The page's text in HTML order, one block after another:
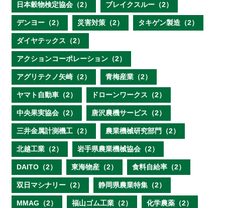
日本穀物検定協会（2） ブレイクスルー（2）
デンヨー（2） 災害対策（2） タキゲン製造（2）
ダイヤテックス（2）
アクションコーポレーション（2）
アグリテクノ矢崎（2） 青梅産業（2）
ヤマト自動車（2） ドローンワークス（2）
中央果実協会（2） 唐沢農機サービス（2）
三井金属計測機工（2） 農業機械研究部門（2）
北越工業（2） 岩手県農業機械協会（2）
DAITO（2） 東海物産（2） 食料自給率（2）
双日マシナリー（2） 静岡県農業特集（2）
MMAG（2） 福山ゴム工業（2） 化学農薬（2）